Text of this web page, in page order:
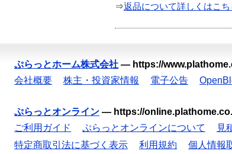
⇒返品について詳しくはこち
ぷらっとホーム株式会社 — https://
会社概要
株主・投資家情報 電子公告
ぷらっとオンライン — https://
ご利用ガイド
ぷらっとオンラインについて 見
特定商取引法に基づく表示
利用規約 個人情報